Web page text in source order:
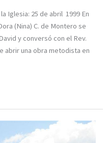
Iglesia: 25 de abril 1999 En
(Nina) C. de Montero se
y conversó con el Rev.
abrir una obra metodista en